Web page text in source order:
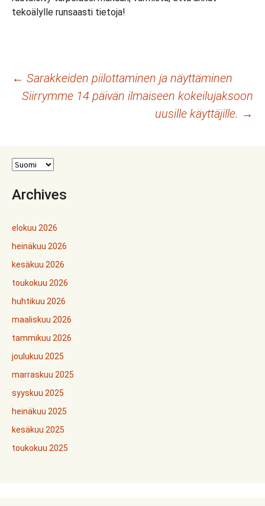
tekoälylle runsaasti tietoja!
Artikkelien
selaus
← Sarakkeiden piilottaminen ja näyttäminen
Siirrymme 14 päivän ilmaiseen kokeilujaksoon
uusille käyttäjille. →
Archives
elokuu 2026
heinäkuu 2026
kesäkuu 2026
toukokuu 2026
huhtikuu 2026
maaliskuu 2026
tammikuu 2026
joulukuu 2025
marraskuu 2025
syyskuu 2025
heinäkuu 2025
kesäkuu 2025
toukokuu 2025